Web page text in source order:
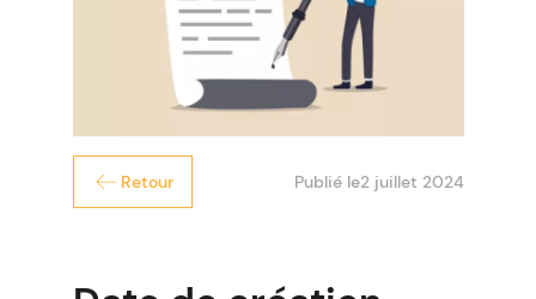
Retour Publié le2 juillet 2024